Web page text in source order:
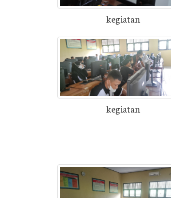
kegiatan
kegiatan